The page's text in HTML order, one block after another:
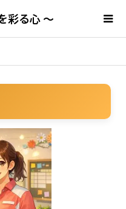
彩る心 ～